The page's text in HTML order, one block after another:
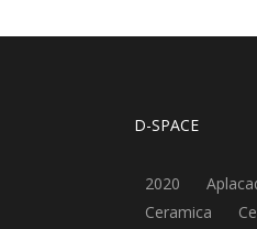
D-SPACE
2020
Ceramica